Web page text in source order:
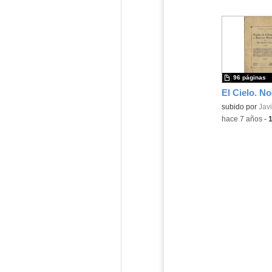
subido por
96 páginas
-hace 7 años-